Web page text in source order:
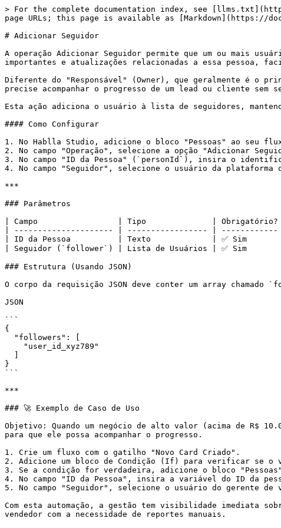
> For the complete documentation index, see
page URLs; this page is available as [Markdown](https://
# Adicionar Seguidor
A operação Adicionar Seguidor permite que um ou mais
importantes e atualizações relacionadas a essa pessoa,
Diferente do "Responsável" (Owner), que geralmente é o
precise acompanhar o progresso de um lead ou cliente sem
Esta ação adiciona o usuário à lista de seguidores,
#### Como Configurar
1. No Hablla Studio, adicione o bloco "Pessoas" ao seu
2. No campo "Operação", selecione a opção "Adicionar
3. No campo "ID da Pessoa" (`personId`), insira o
4. No campo "Seguidor", selecione o usuário da plataforma
***
### Parâmetros
| Campo                 | Tipo              |
| --------------------- | ----------------- |
| ID da Pessoa          | Texto             | ✅ Sim
| Seguidor (`follower`) | Lista de Usuários | ✅ Sim
### Estrutura (Usando JSON)
O corpo da requisição JSON deve conter um array
JSON
```
{
}
```
***
### 🚀 Exemplo de Caso de Uso
Objetivo: Quando um negócio de alto valor (acima de R$
para que ele possa acompanhar o progresso.
1. Crie um fluxo com o gatilho "Novo Card Criado".
2. Adicione um bloco de Condição (If) para verificar se
3. Se a condição for verdadeira, adicione o bloco
4. No campo "ID da Pessoa", insira a variável do ID da
5. No campo "Seguidor", selecione o usuário do gerente de
Com esta automação, a gestão tem visibilidade imediata
vendedor com a necessidade de reportes manuais.